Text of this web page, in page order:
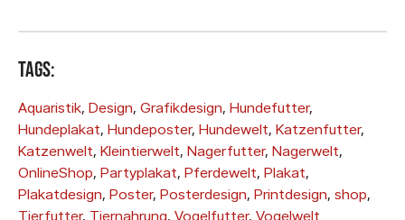
Tags:
Aquaristik, Design, Grafikdesign, Hundefutter
Hundeplakat, Hundeposter, Hundewelt, Katzenfutter
Katzenwelt, Kleintierwelt, Nagerfutter, Nagerwelt
OnlineShop, Partyplakat, Pferdewelt, Plakat
Plakatdesign, Poster, Posterdesign, Printdesign, shop
Tierfutter, Tiernahrung, Vogelfutter, Vogelwelt